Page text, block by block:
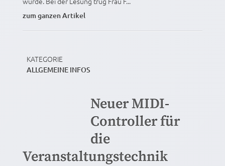
zum ganzen Artikel
KATEGORIE
ALLGEMEINE INFOS
Neuer MIDI-
Controller für
die
Veranstaltungstechnik